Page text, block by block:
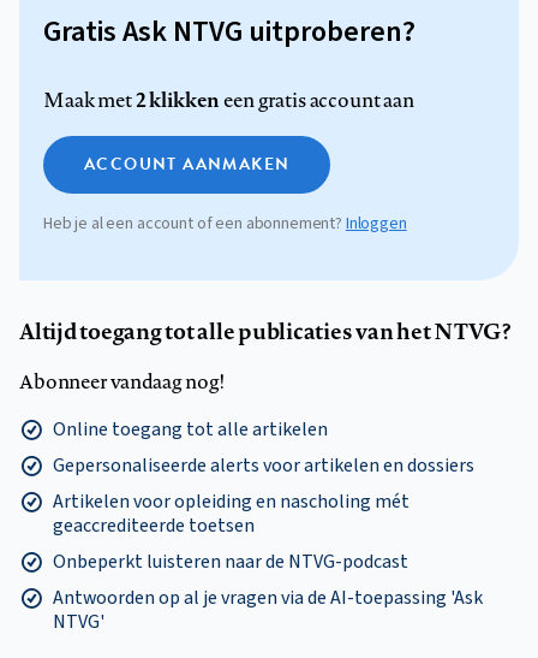
Gratis Ask NTVG uitproberen?
Maak met2 klikkeneen gratis account aan
ACCOUNT AANMAKEN
Heb je al een account of een abonnement? Inloggen
Altijd toegang tot alle publicaties van het NTVG?
Abonneer vandaag nog!
Online toegang tot alle artikelen
Gepersonaliseerde alerts voor artikelen en dossiers
Artikelen voor opleiding en nascholing mét
geaccrediteerde toetsen
Onbeperkt luisteren naar de NTVG-podcast
Antwoorden op al je vragen via de AI-toepassing 'Ask
NTVG'